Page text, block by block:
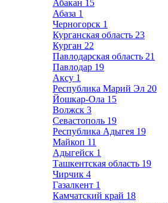
Абакан 15
Абаза 1
Черногорск 1
Курганская область 23
Курган 22
Павлодарская область 21
Павлодар 19
Аксу 1
Республика Марий Эл 20
Йошкар-Ола 15
Волжск 3
Севастополь 19
Республика Адыгея 19
Майкоп 11
Адыгейск 1
Ташкентская область 19
Чирчик 4
Газалкент 1
Камчатский край 18